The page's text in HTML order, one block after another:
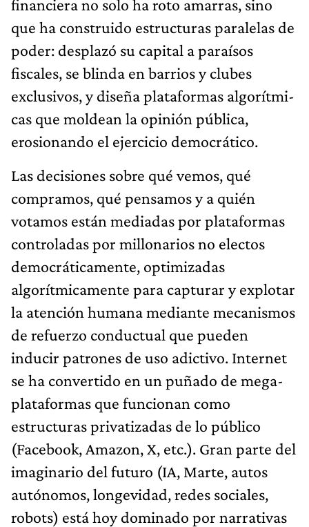
financiera no solo ha roto amarras, sino
que ha construido estructuras paralelas de
poder: desplazó su capital a paraísos
fiscales, se blinda en barrios y clubes
exclusivos, y diseña plataformas algorítmi­
cas que moldean la opinión pública,
erosionando el ejercicio democrático.
Las decisiones sobre qué vemos, qué
compramos, qué pensamos y a quién
votamos están mediadas por platafor­mas
controladas por millonarios no electos
democráticamen­te, optimizadas
algorítmicamente para capturar y explotar
la atención humana mediante mecanismos
de refuerzo conduc­tual que pueden
inducir patrones de uso adictivo. Internet
se ha convertido en un puñado de mega-
plataformas que funcio­nan como
estructuras privatizadas de lo público
(Facebook, Amazon, X, etc.). Gran parte del
imaginario del futuro (IA, Marte, autos
autónomos, longevidad, redes sociales,
robots) está hoy dominado por narrativas